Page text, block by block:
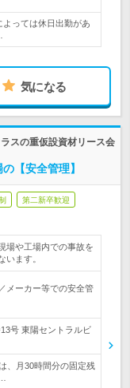
っては休日出勤があ
気になる
スの重仮設資材リース会
【安全管理】
第二新卒歓迎
場や工場内での事故を
います。
メーカー等での安全管
号 東陽セントラルビ
、月30時間分の固定残